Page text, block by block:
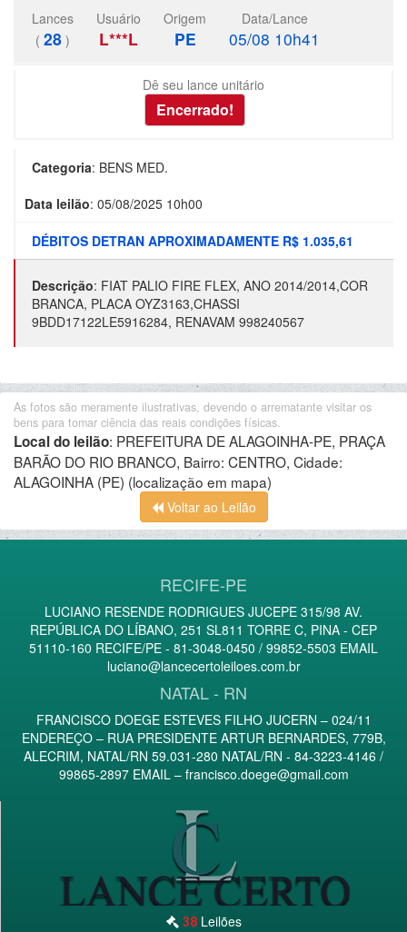
Lances
( 28 )
Usuário
L***L
Origem
PE
Data/Lance
05/08 10h41
Dê seu lance unitário
Categoria: BENS MED.
Data leilão: 05/08/2025 10h00
DÉBITOS DETRAN APROXIMADAMENTE R$ 1.035,61
Descrição: FIAT PALIO FIRE FLEX, ANO 2014/2014,COR
BRANCA, PLACA OYZ3163,CHASSI
9BDD17122LE5916284, RENAVAM 998240567
As fotos são meramente ilustrativas, devendo o arrematante visitar os
bens para tomar ciência das reais condições físicas.
Local do leilão: PREFEITURA DE ALAGOINHA-PE, PRAÇA
BARÃO DO RIO BRANCO, Bairro: CENTRO, Cidade:
ALAGOINHA (PE) (localização em mapa)
Voltar ao Leilão
RECIFE-PE
LUCIANO RESENDE RODRIGUES JUCEPE 315/98 AV.
REPÚBLICA DO LÍBANO, 251 SL811 TORRE C, PINA - CEP
51110-160 RECIFE/PE - 81-3048-0450 / 99852-5503 EMAIL
luciano@lancecertoleiloes.com.br
NATAL - RN
FRANCISCO DOEGE ESTEVES FILHO JUCERN – 024/11
ENDEREÇO – RUA PRESIDENTE ARTUR BERNARDES, 779B,
ALECRIM, NATAL/RN 59.031-280 NATAL/RN - 84-3223-4146 /
99865-2897 EMAIL – francisco.doege@gmail.com
38 Leilões